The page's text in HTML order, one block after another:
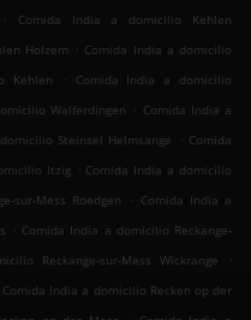
.
Comida India a domicilio Kehlen
Holzem . Comida India a domicilio
Kehlen .
Comida India a domicilio
Walferdingen . Comida India a
Steinsel Helmsange . Comida
Itzig . Comida India a domicilio
sur-Mess Roedgen . Comida India a
. Comida India a domicilio Reckange-
Reckange-sur-Mess Wickrange
.
Comida India a domicilio Recken op der